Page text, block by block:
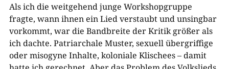
Als ich die weitgehend junge Workshopgruppe
fragte, wann ihnen ein Lied verstaubt und unsingbar
vorkommt, war die Bandbreite der Kritik größer als
ich dachte. Patriarchale Muster, sexuell übergriffige
oder misogyne Inhalte, koloniale Klischees – damit